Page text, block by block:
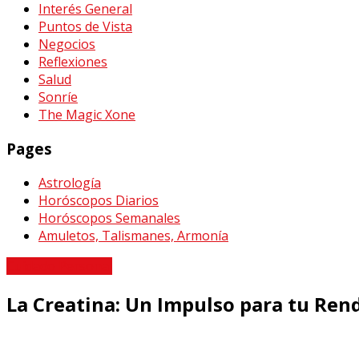
Interés General
Puntos de Vista
Negocios
Reflexiones
Salud
Sonríe
The Magic Xone
Pages
Astrología
Horóscopos Diarios
Horóscopos Semanales
Amuletos, Talismanes, Armonía
La Creatina: Un Impulso para tu